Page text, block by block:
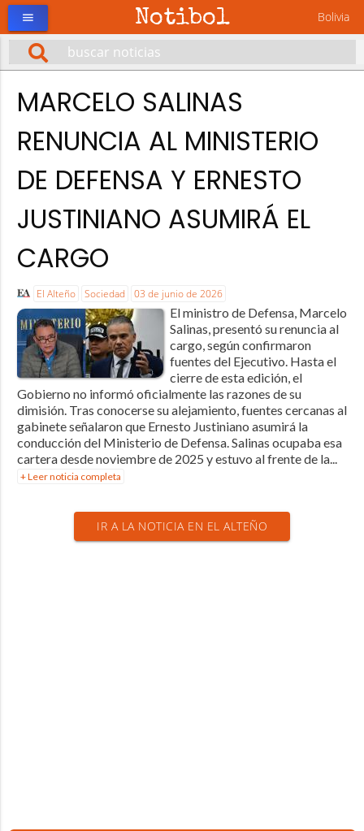
Notibol Bolivia
menu
MARCELO SALINAS
RENUNCIA AL MINISTERIO
DE DEFENSA Y ERNESTO
JUSTINIANO ASUMIRÁ EL
CARGO
El Alteño Sociedad 03 de junio de 2026
El ministro de Defensa, Marcelo
Salinas, presentó su renuncia al
cargo, según confirmaron
fuentes del Ejecutivo. Hasta el
cierre de esta edición, el
Gobierno no informó oficialmente las razones de su
dimisión. Tras conocerse su alejamiento, fuentes cercanas al
gabinete señalaron que Ernesto Justiniano asumirá la
conducción del Ministerio de Defensa. Salinas ocupaba esa
cartera desde noviembre de 2025 y estuvo al frente de la...
+ Leer noticia completa
IR A LA NOTICIA EN EL ALTEÑO